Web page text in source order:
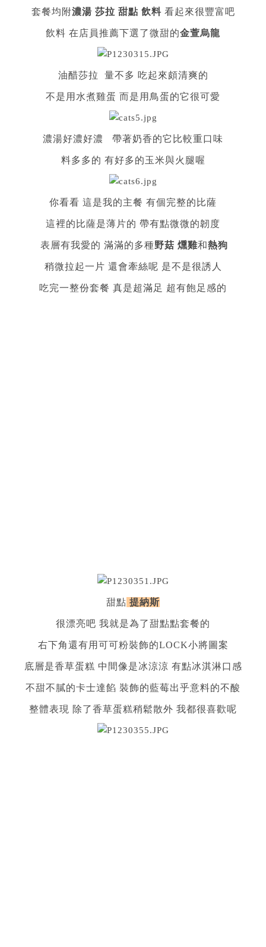
套餐均附濃湯 莎拉 甜點 飲料看起來很豐富吧
飲料 在店員推薦下選了微甜的金萱烏龍
油醋莎拉 量不多 吃起來頗清爽的
不是用水煮雞蛋 而是用鳥蛋的它很可愛
濃湯好濃好濃 帶著奶香的它比較重口味
料多多的 有好多的玉米與火腿喔
你看看 這是我的主餐 有個完整的比薩
這裡的比薩是薄片的 帶有點微微的韌度
表層有我愛的 滿滿的多種野菇 燻雞和熱狗
稍微拉起一片 還會牽絲呢 是不是很誘人
吃完一整份套餐 真是超滿足 超有飽足感的
甜點 提納斯
很漂亮吧 我就是為了甜點點套餐的
右下角還有用可可粉裝飾的LOCK小將圖案
底層是香草蛋糕 中間像是冰涼涼 有點冰淇淋口感
不甜不膩的卡士達餡 裝飾的藍莓出乎意料的不酸
整體表現 除了香草蛋糕稍鬆散外 我都很喜歡呢